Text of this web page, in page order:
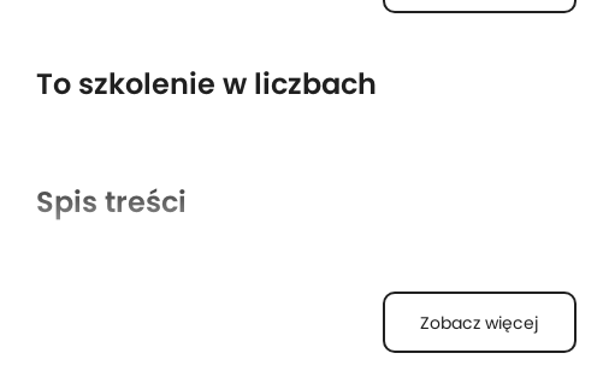
Dołącz do programu i zbuduj własną platformę e-commerce
To szkolenie w liczbach
Spis treści
Zobacz więcej